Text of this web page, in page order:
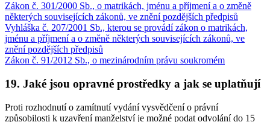
Zákon č. 301/2000 Sb., o matrikách, jménu a příjmení a o změně
některých souvisejících zákonů, ve znění pozdějších předpisů
Vyhláška č. 207/2001 Sb., kterou se provádí zákon o matrikách,
jménu a příjmení a o změně některých souvisejících zákonů, ve
znění pozdějších předpisů
Zákon č. 91/2012 Sb., o mezinárodním právu soukromém
19. Jaké jsou opravné prostředky a jak se uplatňují
Proti rozhodnutí o zamítnutí vydání vysvědčení o právní
způsobilosti k uzavření manželství je možné podat odvolání do 15